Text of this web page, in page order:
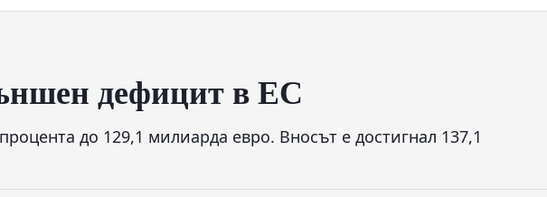
дефицит в ЕС
до 129,1 милиарда евро. Вносът е достигнал 137,1